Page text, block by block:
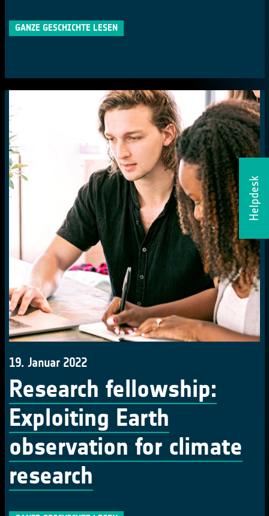
Helpdesk
GANZE GESCHICHTE LESEN
19. Januar 2022
Research fellowship:
Exploiting Earth
observation for climate
research